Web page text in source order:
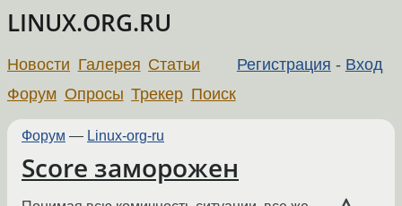
LINUX.ORG.RU
Регистрация - Вход
Новости Галерея Статьи
Форум Опросы Трекер Поиск
Форум — Linux-org-ru
Score заморожен